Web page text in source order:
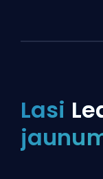
Lasi